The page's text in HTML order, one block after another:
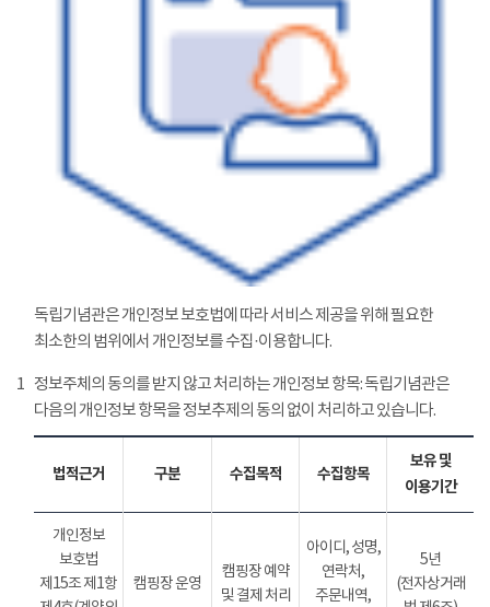
독립기념관은 개인정보 보호법에 따라 서비스 제공을 위해 필요한
최소한의 범위에서 개인정보를 수집·이용합니다.
1 정보주체의 동의를 받지 않고 처리하는 개인정보 항목: 독립기념관은
다음의 개인정보 항목을 정보추제의 동의 없이 처리하고 있습니다.
법적근거 구분 수집목적 수집항목
보유 및
이용기간
개인정보
보호법
제15조 제1항
캠핑장 운영
캠핑장 예약
및 결제 처리
아이디, 성명,
연락처,
주문내역,
5년
(전자상거래